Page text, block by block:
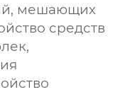
мешающих
средств